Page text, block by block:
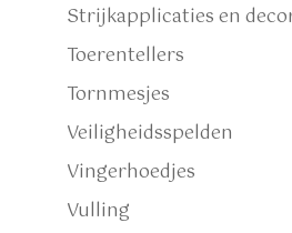
Strijkapplicaties en
Toerentellers
Tornmesjes
Veiligheidsspelden
Vingerhoedjes
Vulling